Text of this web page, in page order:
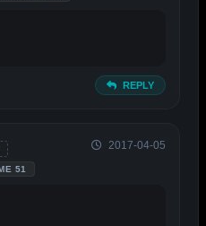
REPLY
51
2017-04-05